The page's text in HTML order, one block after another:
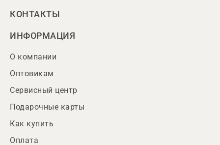
КОНТАКТЫ
ИНФОРМАЦИЯ
О компании
Оптовикам
Сервисный центр
Подарочные карты
Как купить
Оплата